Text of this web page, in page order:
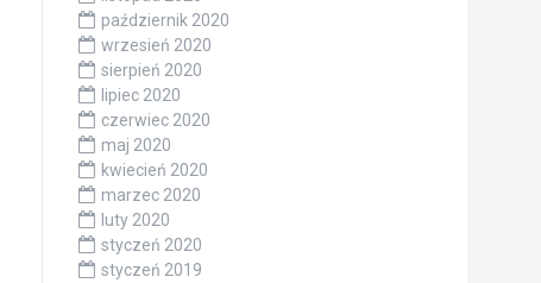
październik 2020
wrzesień 2020
sierpień 2020
lipiec 2020
czerwiec 2020
maj 2020
kwiecień 2020
marzec 2020
luty 2020
styczeń 2020
styczeń 2019